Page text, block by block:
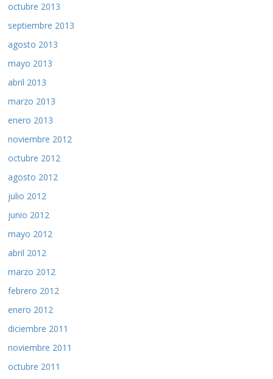
octubre 2013
septiembre 2013
agosto 2013
mayo 2013
abril 2013
marzo 2013
enero 2013
noviembre 2012
octubre 2012
agosto 2012
julio 2012
junio 2012
mayo 2012
abril 2012
marzo 2012
febrero 2012
enero 2012
diciembre 2011
noviembre 2011
octubre 2011